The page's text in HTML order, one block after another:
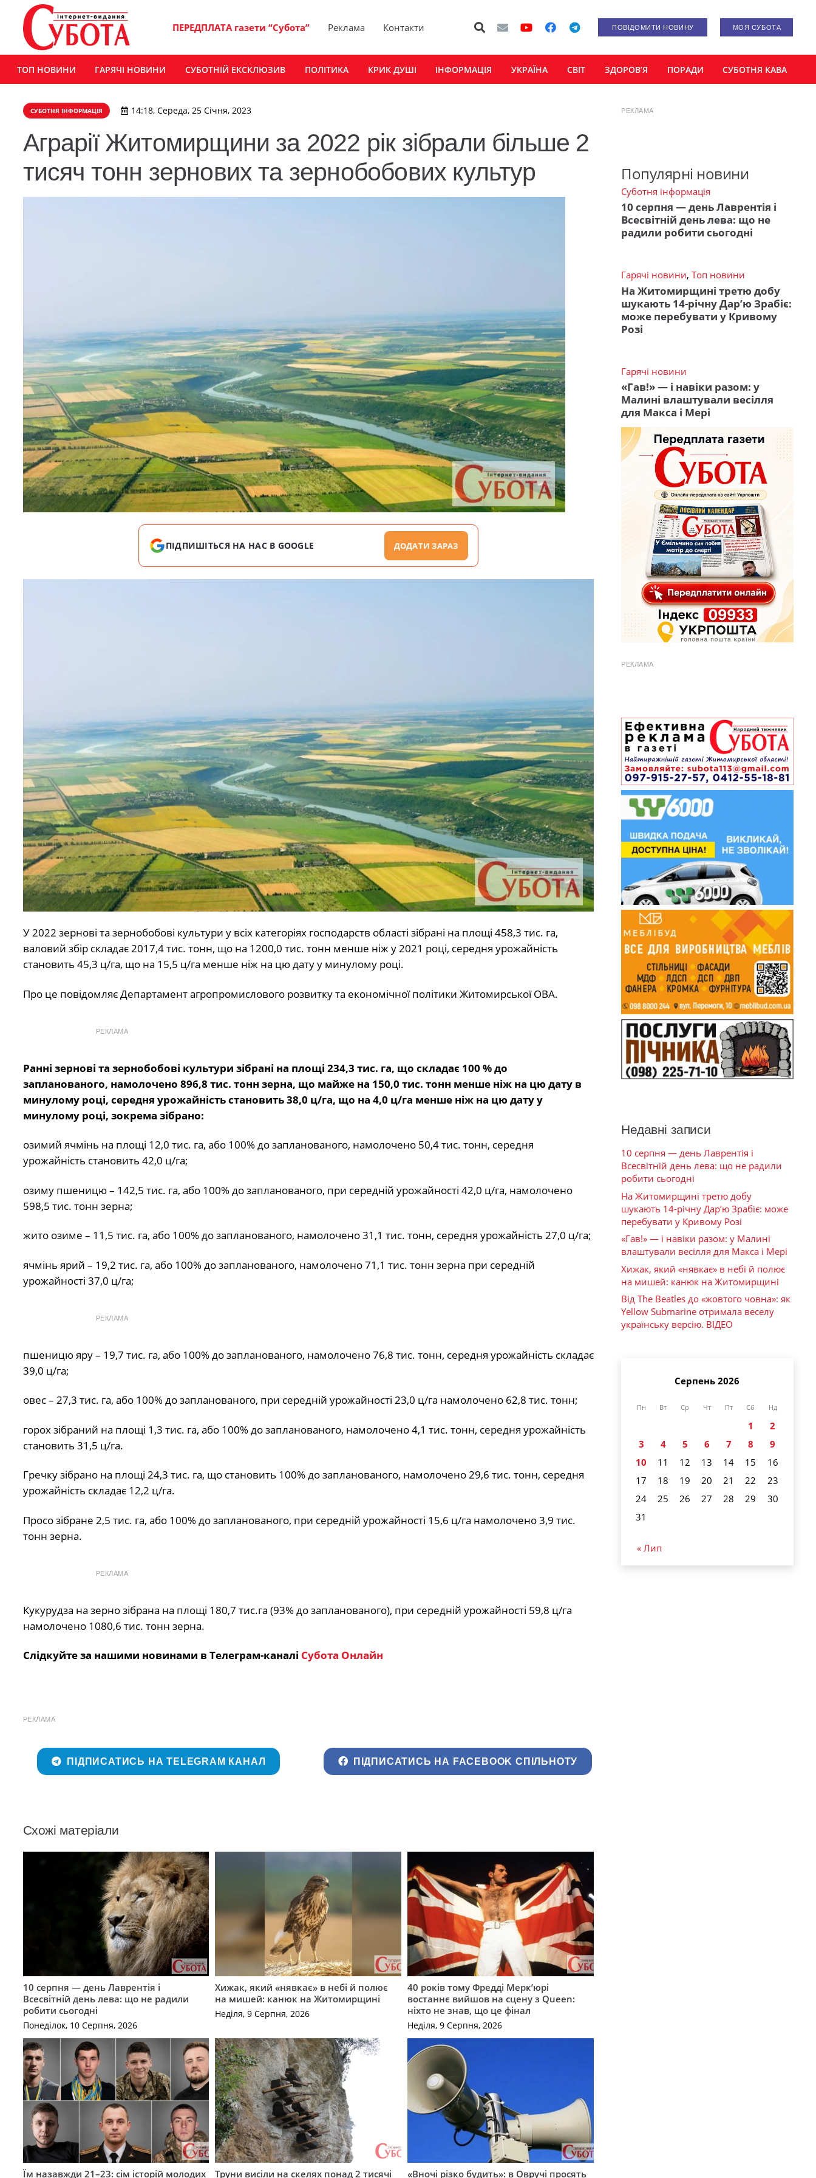
ПЕРЕДПЛАТА газети “Субота” Реклама Контакти ПОВІДОМИТИ НОВИНУ МОЯ СУБОТА
ТОП НОВИНИ ГАРЯЧІ НОВИНИ СУБОТНІЙ ЕКСКЛЮЗИВ ПОЛІТИКА КРИК ДУШІ ІНФОРМАЦІЯ УКРАЇНА СВІТ ЗДОРОВ’Я ПОРАДИ СУБОТНЯ КАВА
СУБОТНЯ ІНФОРМАЦІЯ 14:18, Середа, 25 Січня, 2023
Аграрії Житомирщини за 2022 рік зібрали більше 2
тисяч тонн зернових та зернобобових культур
ПІДПИШІТЬСЯ НА НАС В GOOGLE ДОДАТИ ЗАРАЗ
У 2022 зернові та зернобобові культури у всіх категоріях господарств області зібрані на площі 458,3 тис. га,
валовий збір складає 2017,4 тис. тонн, що на 1200,0 тис. тонн менше ніж у 2021 році, середня урожайність
становить 45,3 ц/га, що на 15,5 ц/га менше ніж на цю дату у минулому році.
Про це повідомляє Департамент агропромислового розвитку та економічної політики Житомирської ОВА.
РЕКЛАМА
Ранні зернові та зернобобові культури зібрані на площі 234,3 тис. га, що складає 100 % до
запланованого, намолочено 896,8 тис. тонн зерна, що майже на 150,0 тис. тонн менше ніж на цю дату в
минулому році, середня урожайність становить 38,0 ц/га, що на 4,0 ц/га менше ніж на цю дату у
минулому році, зокрема зібрано:
озимий ячмінь на площі 12,0 тис. га, або 100% до запланованого, намолочено 50,4 тис. тонн, середня
урожайність становить 42,0 ц/га;
озиму пшеницю – 142,5 тис. га, або 100% до запланованого, при середній урожайності 42,0 ц/га, намолочено
598,5 тис. тонн зерна;
жито озиме – 11,5 тис. га, або 100% до запланованого, намолочено 31,1 тис. тонн, середня урожайність 27,0 ц/га;
ячмінь ярий – 19,2 тис. га, або 100% до запланованого, намолочено 71,1 тис. тонн зерна при середній
урожайності 37,0 ц/га;
РЕКЛАМА
пшеницю яру – 19,7 тис. га, або 100% до запланованого, намолочено 76,8 тис. тонн, середня урожайність складає
39,0 ц/га;
овес – 27,3 тис. га, або 100% до запланованого, при середній урожайності 23,0 ц/га намолочено 62,8 тис. тонн;
горох зібраний на площі 1,3 тис. га, або 100% до запланованого, намолочено 4,1 тис. тонн, середня урожайність
становить 31,5 ц/га.
Гречку зібрано на площі 24,3 тис. га, що становить 100% до запланованого, намолочено 29,6 тис. тонн, середня
урожайність складає 12,2 ц/га.
Просо зібране 2,5 тис. га, або 100% до запланованого, при середній урожайності 15,6 ц/га намолочено 3,9 тис.
тонн зерна.
РЕКЛАМА
Кукурудза на зерно зібрана на площі 180,7 тис.га (93% до запланованого), при середній урожайності 59,8 ц/га
намолочено 1080,6 тис. тонн зерна.
Слідкуйте за нашими новинами в Телеграм-каналі Субота Онлайн
РЕКЛАМА
ПІДПИСАТИСЬ НА TELEGRAM КАНАЛ ПІДПИСАТИСЬ НА FACEBOOK СПІЛЬНОТУ
Схожі матеріали
10 серпня — день Лаврентія і
Всесвітній день лева: що не радили
робити сьогодні
Понеділок, 10 Серпня, 2026
Хижак, який «нявкає» в небі й полює
на мишей: канюк на Житомирщині
Неділя, 9 Серпня, 2026
40 років тому Фредді Мерк’юрі
востаннє вийшов на сцену з Queen:
ніхто не знав, що це фінал
Неділя, 9 Серпня, 2026
Їм назавжди 21–23: сім історій молодих Труни висіли на скелях понад 2 тисячі «Вночі різко будить»: в Овручі просять
РЕКЛАМА
Популярні новини
Суботня інформація
10 серпня — день Лаврентія і
Всесвітній день лева: що не
радили робити сьогодні
Гарячі новини, Топ новини
На Житомирщині третю добу
шукають 14-річну Дар’ю Зрабіє:
може перебувати у Кривому
Розі
Гарячі новини
«Гав!» — і навіки разом: у
Малині влаштували весілля
для Макса і Мері
РЕКЛАМА
Недавні записи
10 серпня — день Лаврентія і
Всесвітній день лева: що не радили
робити сьогодні
На Житомирщині третю добу
шукають 14-річну Дар’ю Зрабіє: може
перебувати у Кривому Розі
«Гав!» — і навіки разом: у Малині
влаштували весілля для Макса і Мері
Хижак, який «нявкає» в небі й полює
на мишей: канюк на Житомирщині
Від The Beatles до «жовтого човна»: як
Yellow Submarine отримала веселу
українську версію. ВІДЕО
Серпень 2026
Пн Вт Ср Чт Пт Сб Нд
1
2
3
4 5 6 7 8
9
10
11 12 13 14 15
16
17
18 19 20 21 22
23
24
25 26 27 28 29
30
31
« Лип